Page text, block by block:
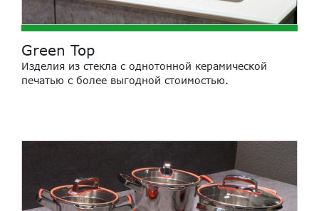
Green Top
Изделия из стекла с однотонной керамической
печатью с более выгодной стоимостью.